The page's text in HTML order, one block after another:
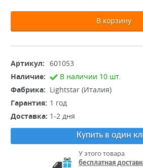
В корзину
Артикул: 601053
Наличие:
В наличии 10 шт.
Фабрика: Lightstar (Италия)
Гарантия: 1 год
Доставка: 1-2 дня
Купить в один
У этого товара
бесплатная